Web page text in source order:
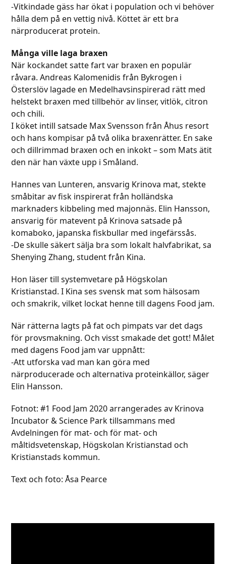
-Vitkindade gäss har ökat i population och vi behöver
hålla dem på en vettig nivå. Köttet är ett bra
närproducerat protein.
Många ville laga braxen
När kockandet satte fart var braxen en populär
råvara. Andreas Kalomenidis från Bykrogen i
Österslöv lagade en Medelhavsinspirerad rätt med
helstekt braxen med tillbehör av linser, vitlök, citron
och chili.
I köket intill satsade Max Svensson från Åhus resort
och hans kompisar på två olika braxenrätter. En sake
och dillrimmad braxen och en inkokt – som Mats ätit
den när han växte upp i Småland.
Hannes van Lunteren, ansvarig Krinova mat, stekte
småbitar av fisk inspirerat från holländska
marknaders kibbeling med majonnäs. Elin Hansson,
ansvarig för matevent på Krinova satsade på
komaboko, japanska fiskbullar med ingefärssås.
-De skulle säkert sälja bra som lokalt halvfabrikat, sa
Shenying Zhang, student från Kina.
Hon läser till systemvetare på Högskolan
Kristianstad. I Kina ses svensk mat som hälsosam
och smakrik, vilket lockat henne till dagens Food jam.
När rätterna lagts på fat och pimpats var det dags
för provsmakning. Och visst smakade det gott! Målet
med dagens Food jam var uppnått:
-Att utforska vad man kan göra med
närproducerade och alternativa proteinkällor, säger
Elin Hansson.
Fotnot: #1 Food Jam 2020 arrangerades av Krinova
Incubator & Science Park tillsammans med
Avdelningen för mat- och för mat- och
måltidsvetenskap, Högskolan Kristianstad och
Kristianstads kommun.
Text och foto: Åsa Pearce